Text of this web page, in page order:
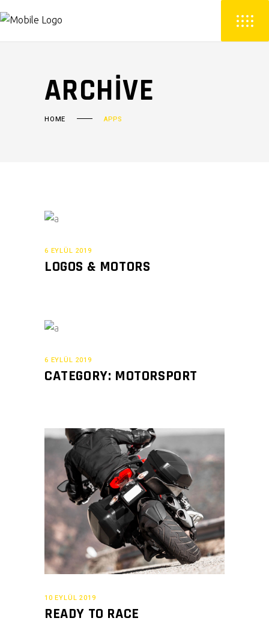
ARCHIVE
HOME APPS
6 EYLÜL 2019
LOGOS & MOTORS
6 EYLÜL 2019
CATEGORY: MOTORSPORT
10 EYLÜL 2019
READY TO RACE